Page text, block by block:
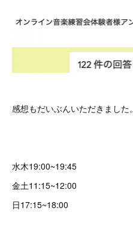
感想もだいぶんいただきました。
水木19:00~19:45
金土11:15~12:00
日17:15~18:00